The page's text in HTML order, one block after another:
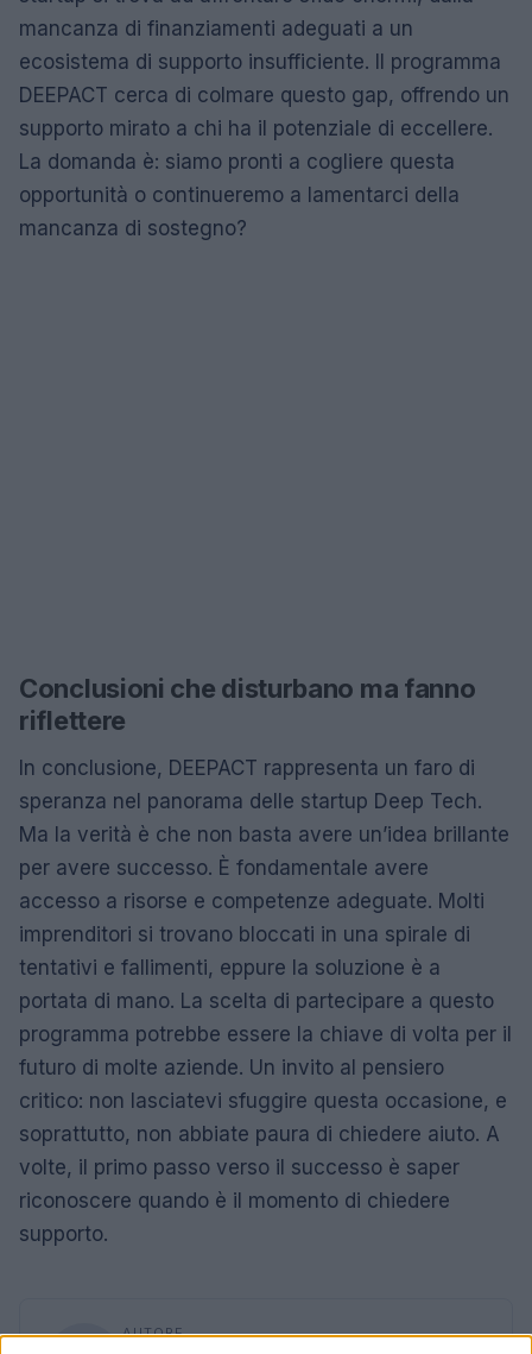
mancanza di finanziamenti adeguati a un
ecosistema di supporto insufficiente. Il programma
DEEPACT cerca di colmare questo gap, offrendo un
supporto mirato a chi ha il potenziale di eccellere.
La domanda è: siamo pronti a cogliere questa
opportunità o continueremo a lamentarci della
mancanza di sostegno?
Conclusioni che disturbano ma fanno
riflettere
In conclusione, DEEPACT rappresenta un faro di
speranza nel panorama delle startup Deep Tech.
Ma la verità è che non basta avere un’idea brillante
per avere successo. È fondamentale avere
accesso a risorse e competenze adeguate. Molti
imprenditori si trovano bloccati in una spirale di
tentativi e fallimenti, eppure la soluzione è a
portata di mano. La scelta di partecipare a questo
programma potrebbe essere la chiave di volta per il
futuro di molte aziende. Un invito al pensiero
critico: non lasciatevi sfuggire questa occasione, e
soprattutto, non abbiate paura di chiedere aiuto. A
volte, il primo passo verso il successo è saper
riconoscere quando è il momento di chiedere
supporto.
AUTORE